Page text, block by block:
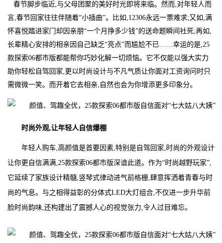
春节脚步临近,与父母团聚的美好时光即将来临。然而,对年轻人而
言,春节回家往往伴随着“小插曲”。比如,12306永远一票难求;又如,满
怀喜悦踏进家门却因亲朋“一个月挣多少钱”的送命题瞬间社死;再如,
长辈精心安排的相亲因自己缺乏“亮点”而尴尬不已……幸运的是,25
款探索06都市版都能帮你巧妙化解一切烦恼。它不仅能以强大实力
助你轻松自驾回家,更以时尚设计与不凡气质让你面对工资询问时只
需微微一笑。而开着它去相亲,自然也会为你增添更多印象分。
时尚外观,让年轻人自信爆棚
年轻人购车,高颜值是首要因素,特别是自驾回家,时尚的外观设计
让你更自信满满,25款探索06都市版深谙此道。作为“时尚越野玩家”,
它延续了家族设计精髓,竖琴式律动进气前格栅,肆意挥洒着青春与时
尚的气息。与之相得益彰的分体式LED大灯组合,不仅进一步升华前
脸时尚韵味,还构建出了震撼人心的视觉张力,令人过目难忘。